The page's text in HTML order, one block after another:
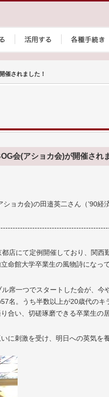
催されました！
会(アショカ会)が開催され
ョカ会)の田邉英二さん（’90経
店にて定例開催しており、関西
命館大学卒業生の風物詩になっ
席一つでスタートした会が、今
名。うち半数以上が20歳代のキ
合い、切磋琢磨できる卒業生の
に刺激を受け、明日への英気を